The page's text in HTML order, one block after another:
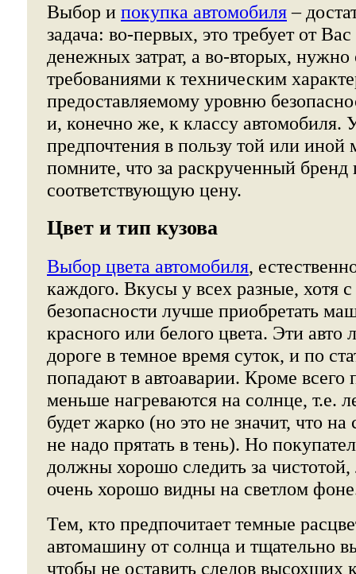
Выбор и покупка автомобиля–
задача: во-первых, это требует от
денежных затрат, а во-вторых, нужно
требованиями к техническим
предоставляемому уровню
и, конечно же, к классу автомобиля.
предпочтения в пользу той или иной
помните, что за раскрученный бренд
соответствующую цену.
Цвет и тип кузова
Выбор цвета автомобиля,
каждого. Вкусы у всех разные, хотя с
безопасности лучше приобретать
красного или белого цвета. Эти авто
дороге в темное время суток, и по
попадают в автоаварии. Кроме
меньше нагреваются на солнце, т.е.
будет жарко (но это не значит, что на
не надо прятать в тень). Но
должны хорошо следить за
очень хорошо видны на светлом
Тем, кто предпочитает темные
автомашину от солнца и тщательно
чтобы не оставить следов высохших